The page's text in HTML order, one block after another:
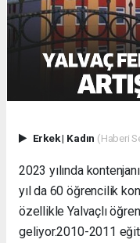
Erkek| Kadın (Haberi
2023 yılında
yıl da 60 öğrencilik
özellikle Yalvaçlı
geliyor.2010-2011